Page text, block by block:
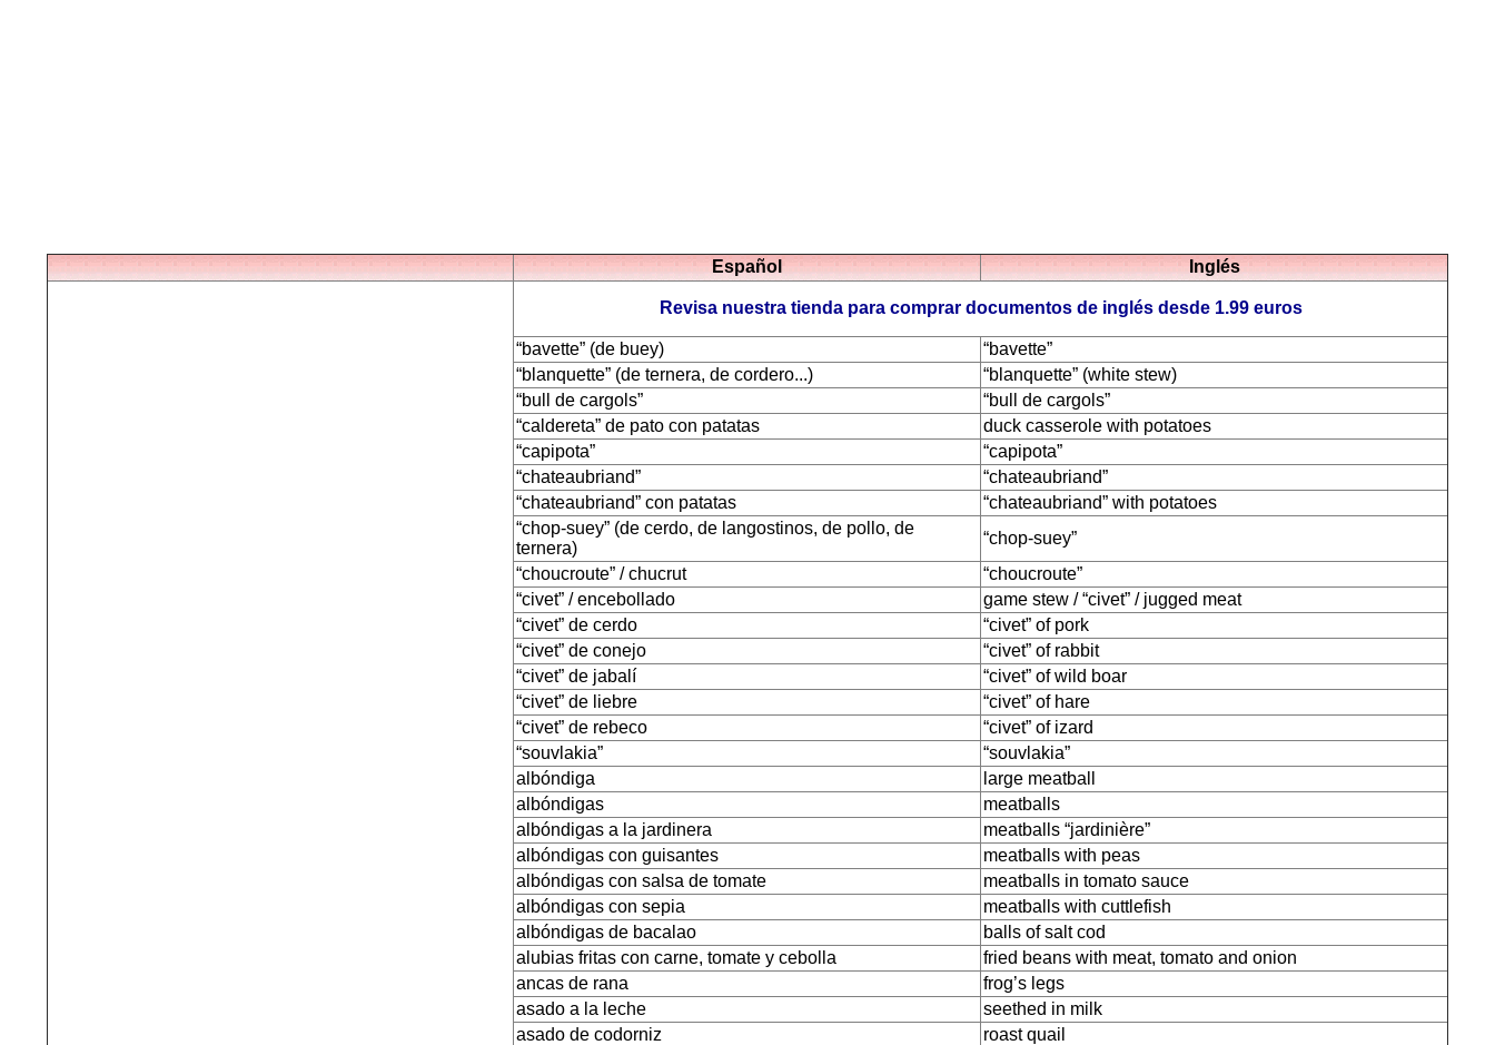
Español Inglés
Revisa nuestra tienda para comprar documentos de inglés desde 1.99 euros
“bavette” (de buey)
“bavette”
“blanquette” (de ternera, de cordero...)
“blanquette” (white stew)
“bull de cargols”
“bull de cargols”
“caldereta” de pato con patatas
duck casserole with potatoes
“capipota”
“capipota”
“chateaubriand”
“chateaubriand”
“chateaubriand” con patatas
“chateaubriand” with potatoes
“chop-suey” (de cerdo, de langostinos, de pollo, de
ternera)
“chop-suey”
“choucroute” / chucrut
“choucroute”
“civet” / encebollado
game stew / “civet” / jugged meat
“civet” de cerdo
“civet” of pork
“civet” de conejo
“civet” of rabbit
“civet” de jabalí
“civet” of wild boar
“civet” de liebre
“civet” of hare
“civet” de rebeco
“civet” of izard
“souvlakia”
“souvlakia”
albóndiga
large meatball
albóndigas
meatballs
albóndigas a la jardinera
meatballs “jardinière”
albóndigas con guisantes
meatballs with peas
albóndigas con salsa de tomate
meatballs in tomato sauce
albóndigas con sepia
meatballs with cuttlefish
albóndigas de bacalao
balls of salt cod
alubias fritas con carne, tomate y cebolla
fried beans with meat, tomato and onion
ancas de rana
frog’s legs
asado a la leche
seethed in milk
asado de codorniz
roast quail